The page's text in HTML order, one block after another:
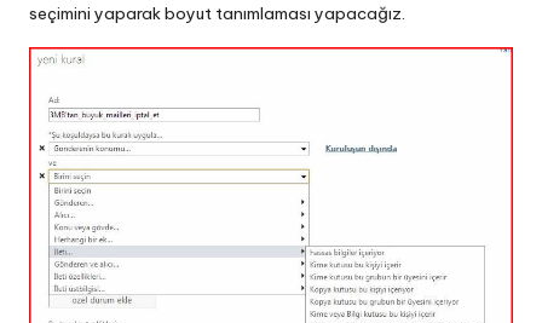
seçimini yaparak boyut tanımlaması yapacağız.